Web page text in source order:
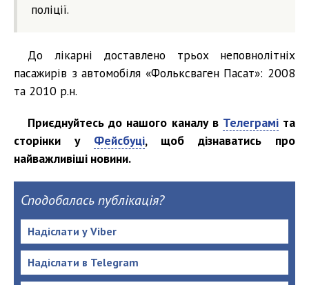
поліції.
До лікарні доставлено трьох неповнолітніх
пасажирів з автомобіля «Фольксваген Пасат»: 2008
та 2010 р.н.
Приєднуйтесь до нашого каналу в Телеграміта
сторінки у Фейсбуці, щоб дізнаватись про
найважливіші новини.
Сподобалась публікація?
Надіслати у Viber
Надіслати в Telegram